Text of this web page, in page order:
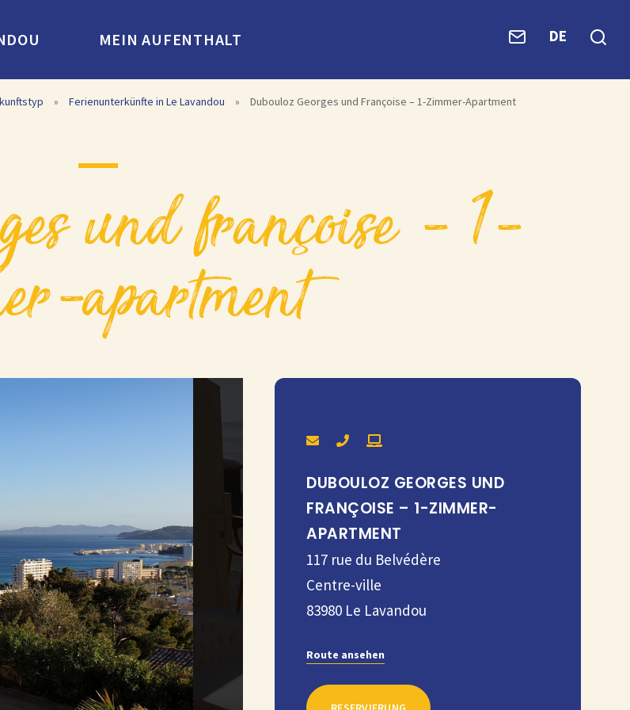
MEIN AUFENTHALT DE
» Ferienunterkünfte in Le Lavandou » Dubouloz Georges und Françoise – 1-Zimmer-Apartment
apartment
DUBOULOZ GEORGES UND
FRANÇOISE – 1-ZIMMER-
APARTMENT
117 rue du Belvédère
Centre-ville
83980 Le Lavandou
Route ansehen